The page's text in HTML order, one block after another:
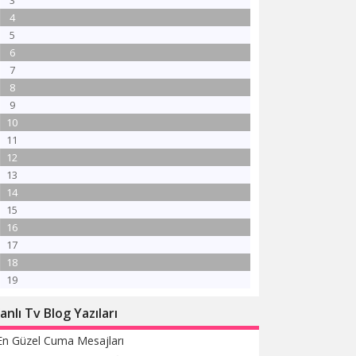
4
5
6
7
8
9
10
11
12
13
14
15
16
17
18
19
Tv Blog Yazıları
Güzel Cuma Mesajları